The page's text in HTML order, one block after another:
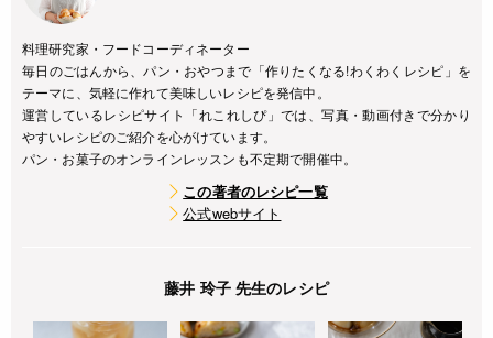
料理研究家・フードコーディネーター
毎日のごはんから、パン・おやつまで「作りたくなる!わくわくレシピ」を
テーマに、気軽に作れて美味しいレシピを発信中。
運営しているレシピサイト「れこれしぴ」では、写真・動画付きで分かり
やすいレシピのご紹介を心がけています。
パン・お菓子のオンラインレッスンも不定期で開催中。
この著者のレシピ一覧
公式webサイト
藤井 玲子 先生のレシピ